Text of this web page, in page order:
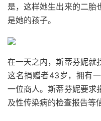
是，这样她生出来的二胎
是她的孩子。
在一天之内，斯蒂芬妮就
这名捐赠者43岁，拥有
一位商人。斯蒂芬妮要求
及性传染病的检查报告等